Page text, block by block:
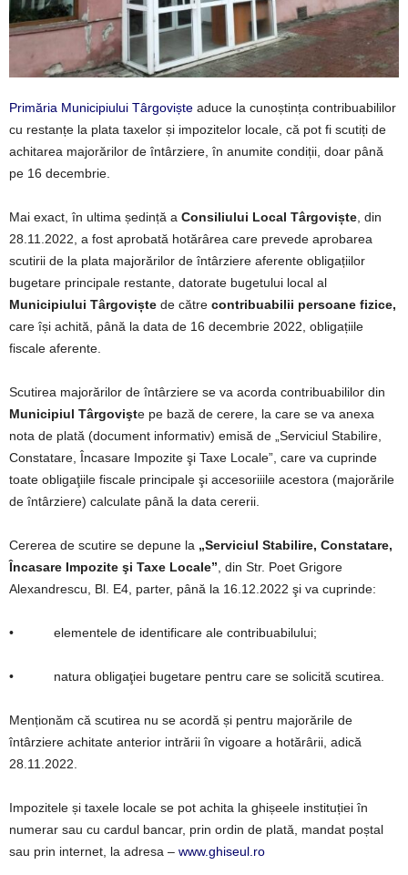
Primăria Municipiului Târgoviște aduce la cunoștința contribuabililor
cu restanțe la plata taxelor și impozitelor locale, că pot fi scutiți de
achitarea majorărilor de întârziere, în anumite condiții, doar până
pe 16 decembrie.
Mai exact, în ultima ședință a Consiliului Local Târgoviște , din
28.11.2022, a fost aprobată hotărârea care prevede aprobarea
scutirii de la plata majorărilor de întârziere aferente obligațiilor
bugetare principale restante, datorate bugetului local al
Municipiului Târgoviște de către contribuabilii persoane fizice,
care își achită, până la data de 16 decembrie 2022, obligațiile
fiscale aferente.
Scutirea majorărilor de întârziere se va acorda contribuabililor din
Municipiul Târgovişte pe bază de cerere, la care se va anexa
nota de plată (document informativ) emisă de „Serviciul Stabilire,
Constatare, Încasare Impozite şi Taxe Locale”, care va cuprinde
toate obligaţiile fiscale principale şi accesoriiile acestora (majorările
de întârziere) calculate până la data cererii.
Cererea de scutire se depune la „Serviciul Stabilire, Constatare,
Încasare Impozite şi Taxe Locale” , din Str. Poet Grigore
Alexandrescu, Bl. E4, parter, până la 16.12.2022 şi va cuprinde:
• elementele de identificare ale contribuabilului;
• natura obligaţiei bugetare pentru care se solicită scutirea.
Menționăm că scutirea nu se acordă și pentru majorările de
întârziere achitate anterior intrării în vigoare a hotărârii, adică
28.11.2022.
Impozitele și taxele locale se pot achita la ghișeele instituției în
numerar sau cu cardul bancar, prin ordin de plată, mandat poștal
sau prin internet, la adresa – www.ghiseul.ro